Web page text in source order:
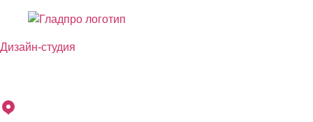
содержимому
Дизайн-студия